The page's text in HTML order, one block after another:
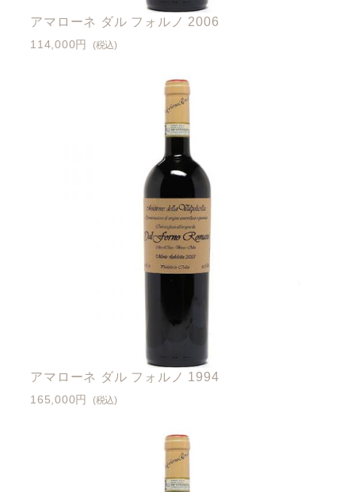
アマローネ ダル フォルノ 2006
114,000円 (税込)
アマローネ ダル フォルノ 1994
165,000円 (税込)